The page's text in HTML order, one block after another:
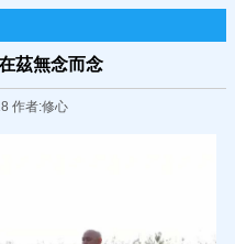
茲無念而念
作者:修心